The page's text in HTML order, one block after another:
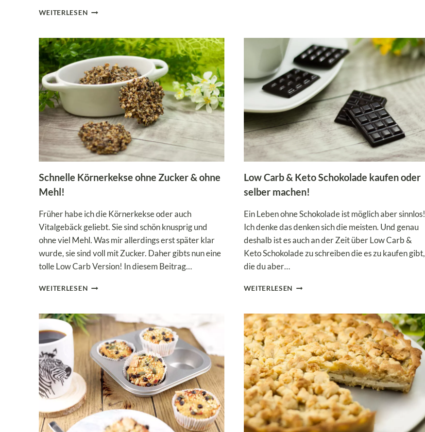
WEITERLESEN LOW
HASELNUSSEIS
AUS
DER
NINJA
CREAMI
Schnelle Körnerkekse ohne Zucker & ohne
Mehl!
Früher habe ich die Körnerkekse oder auch
Vitalgebäck geliebt. Sie sind schön knusprig und
ohne viel Mehl. Was mir allerdings erst später klar
wurde, sie sind voll mit Zucker. Daher gibts nun eine
tolle Low Carb Version! In diesem Beitrag…
WEITERLESEN SCHNELLE
ZUCKER
&
MEHL!
Low Carb & Keto Schokolade kaufen oder
selber machen!
Ein Leben ohne Schokolade ist möglich aber sinnlos!
Ich denke das denken sich die meisten. Und genau
deshalb ist es auch an der Zeit über Low Carb &
Keto Schokolade zu schreiben die es zu kaufen gibt,
die du aber…
WEITERLESEN LOW
KETO
SCHOKOLADE
KAUFEN
ODER
SELBER
MACHEN!